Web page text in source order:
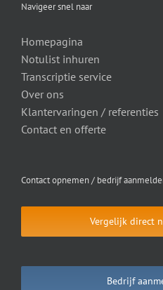
Navigeer snel naar
Homepagina
Notulist inhuren
Transcriptie service
Over ons
Klantervaringen / referenties
Contact en offerte
Contact opnemen / bedrijf
Vergelijk direct
Bedrijf